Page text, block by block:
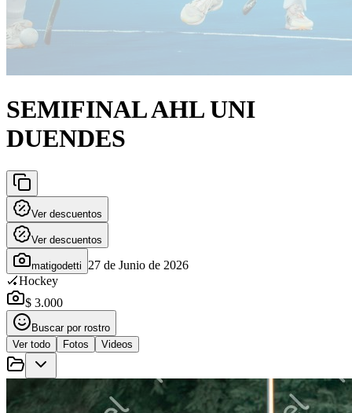
SEMIFINAL AHL UNI
DUENDES
Ver descuentos
Ver descuentos
matigodetti
27 de Junio de 2026
🏑Hockey
$ 3.000
Buscar por rostro
Ver todo
Fotos Videos